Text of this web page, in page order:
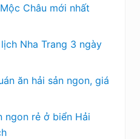
Châu mới nhất
Nha Trang 3 ngày
ăn hải sản ngon, giá
ngon rẻ ở biển Hải